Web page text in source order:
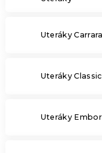
Uteráky Carrara
Uteráky Classic
Uteráky